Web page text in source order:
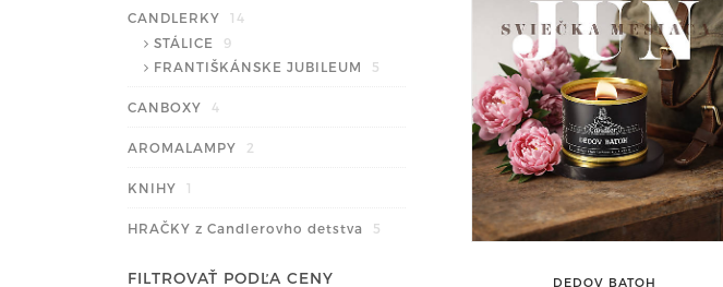
CANDLERKY
14
STÁLICE
9
FRANTIŠKÁNSKE JUBILEUM
5
CANBOXY 4
AROMALAMPY 2
KNIHY 1
HRAČKY z Candlerovho detstva 5
FILTROVAŤ PODĽA CENY DEDOV BATOH